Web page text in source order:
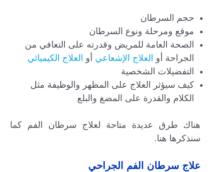
حجم السرطان
موقع ومرحلة ونوع السرطان
الصحة العامة للمريض وقدرته على التعافي من
الجراحة أو العلاج الإشعاعي أو العلاج الكيميائي
التفضيلات الشخصية
كيف سيؤثر العلاج على المظهر والوظيفة مثل
الكلام والقدرة على المضغ والبلع
هناك طرق عديدة متاحة لعلاج سرطان الفم كما
سنذكرها هنا.
علاج سرطان الفم الجراحي